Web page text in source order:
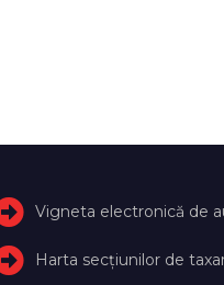
Vigneta electronică de
Harta secțiunilor de